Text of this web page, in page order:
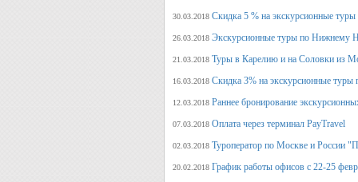
30.03.2018 Скидка 5 % на экскурсионные
26.03.2018 Экскурсионные туры по Нижнему
21.03.2018 Туры в Карелию и на Соловки из
16.03.2018 Скидка 3% на экскурсионные
12.03.2018 Раннее бронирование
07.03.2018 Оплата через терминал PayTravel
02.03.2018 Туроператор по Москве и России
20.02.2018 График работы офисов с 22-25